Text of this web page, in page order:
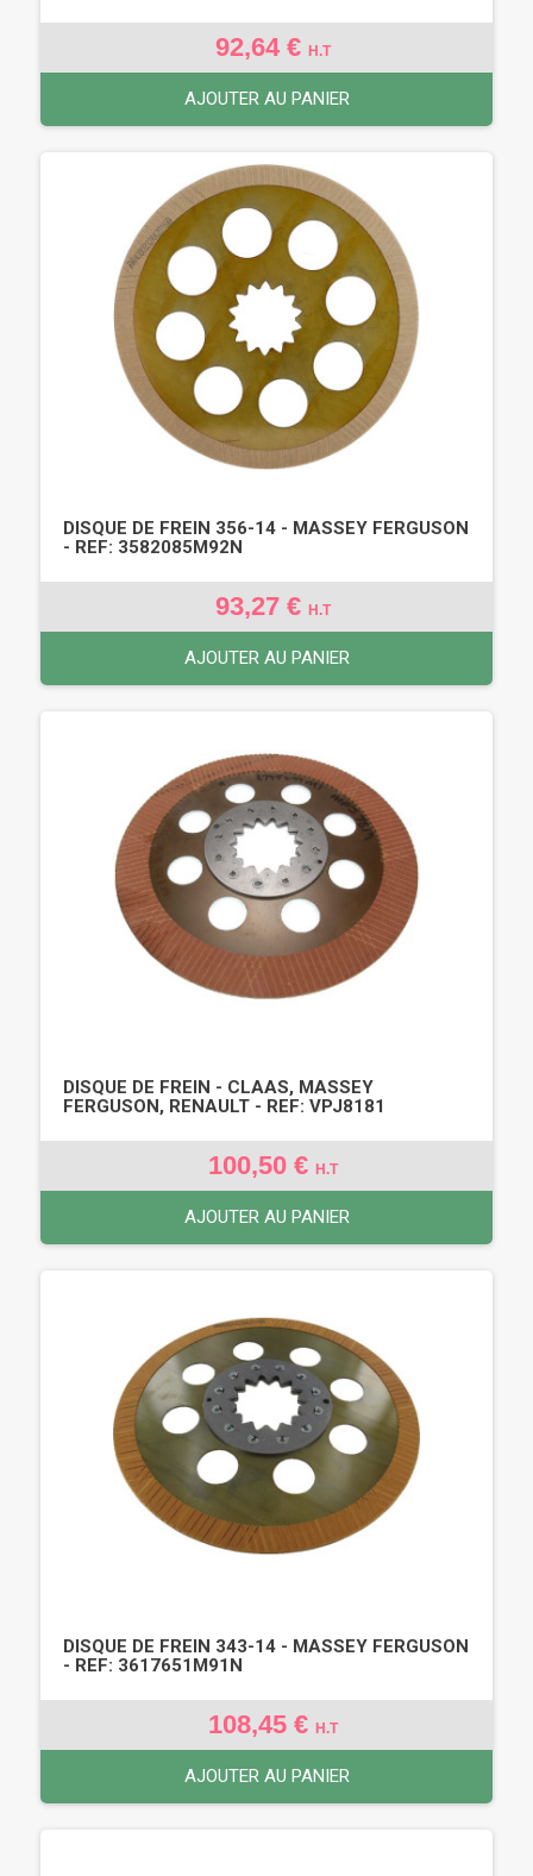
92,64 € H.T
AJOUTER AU PANIER
DISQUE DE FREIN 356-14 - MASSEY FERGUSON
- REF: 3582085M92N
93,27 € H.T
AJOUTER AU PANIER
DISQUE DE FREIN - CLAAS, MASSEY
FERGUSON, RENAULT - REF: VPJ8181
100,50 € H.T
AJOUTER AU PANIER
DISQUE DE FREIN 343-14 - MASSEY FERGUSON
- REF: 3617651M91N
108,45 € H.T
AJOUTER AU PANIER